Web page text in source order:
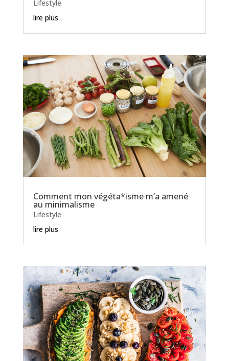
Lifestyle
lire plus
Comment mon végéta*isme m’a amené
au minimalisme
Lifestyle
lire plus